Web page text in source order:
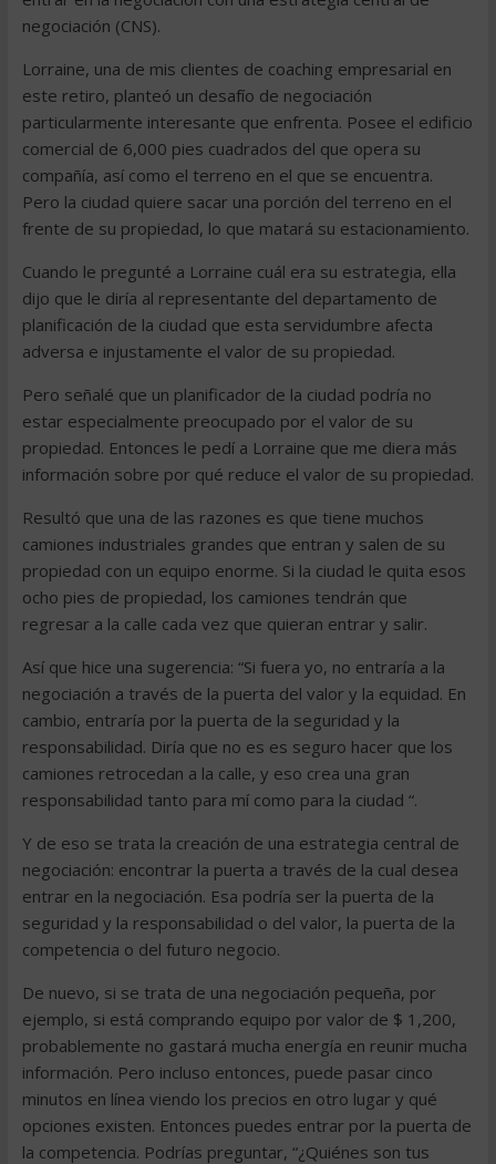
negociación (CNS).
Lorraine, una de mis clientes de coaching empresarial en
este retiro, planteó un desafío de negociación
particularmente interesante que enfrenta. Posee el edificio
comercial de 6,000 pies cuadrados del que opera su
compañía, así como el terreno en el que se encuentra.
Pero la ciudad quiere sacar una porción del terreno en el
frente de su propiedad, lo que matará su estacionamiento.
Cuando le pregunté a Lorraine cuál era su estrategia, ella
dijo que le diría al representante del departamento de
planificación de la ciudad que esta servidumbre afecta
adversa e injustamente el valor de su propiedad.
Pero señalé que un planificador de la ciudad podría no
estar especialmente preocupado por el valor de su
propiedad. Entonces le pedí a Lorraine que me diera más
información sobre por qué reduce el valor de su propiedad.
Resultó que una de las razones es que tiene muchos
camiones industriales grandes que entran y salen de su
propiedad con un equipo enorme. Si la ciudad le quita esos
ocho pies de propiedad, los camiones tendrán que
regresar a la calle cada vez que quieran entrar y salir.
Así que hice una sugerencia: “Si fuera yo, no entraría a la
negociación a través de la puerta del valor y la equidad. En
cambio, entraría por la puerta de la seguridad y la
responsabilidad. Diría que no es es seguro hacer que los
camiones retrocedan a la calle, y eso crea una gran
responsabilidad tanto para mí como para la ciudad “.
Y de eso se trata la creación de una estrategia central de
negociación: encontrar la puerta a través de la cual desea
entrar en la negociación. Esa podría ser la puerta de la
seguridad y la responsabilidad o del valor, la puerta de la
competencia o del futuro negocio.
De nuevo, si se trata de una negociación pequeña, por
ejemplo, si está comprando equipo por valor de $ 1,200,
probablemente no gastará mucha energía en reunir mucha
información. Pero incluso entonces, puede pasar cinco
minutos en línea viendo los precios en otro lugar y qué
opciones existen. Entonces puedes entrar por la puerta de
la competencia. Podrías preguntar, “¿Quiénes son tus